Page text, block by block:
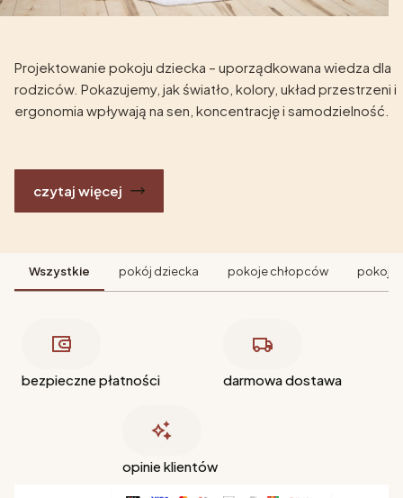
Projektowanie pokoju dziecka – uporządkowana wiedza dla
rodziców. Pokazujemy, jak światło, kolory, układ przestrzeni i
ergonomia wpływają na sen, koncentrację i samodzielność.
czytaj więcej
Wszystkie pokój dziecka pokoje chłopców pokoje
bezpieczne płatności darmowa dostawa
opinie klientów